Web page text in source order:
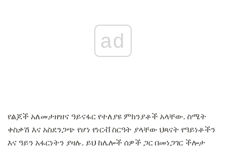
ad
የልጆች አለመታዘዝና ዓይናፋር የተለያዩ ምክንያቶች አላቸው. ስሜት
ቀስቃሽ እና አስደንጋጭ የሆነ የነርቭ ስርዓት ያላቸው ህጻናት የዓይነቶችን
እና ዓይን አፋርነትን ያዛሉ. ይህ ከሌሎች ሰዎች ጋር በመነጋገር ችሎታ